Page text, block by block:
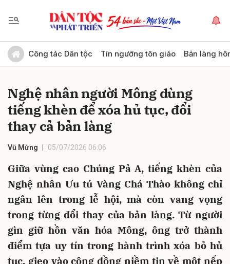
Công tác Dân tộc Tín ngưỡng tôn giáo Bản làng
Nghệ nhân người Mông dùng
tiếng khèn để xóa hủ tục, đổi
thay cả bản làng
Vũ Mừng 05/07/2026 06:06
Giữa vùng cao Chúng Pả A, tiếng khèn của
Nghệ nhân Ưu tú Vàng Chá Thào không chỉ
ngân lên trong lễ hội, mà còn vang vọng
trong từng đổi thay của bản làng. Từ người
gìn giữ hồn văn hóa Mông, ông trở thành
điểm tựa uy tín trong hành trình xóa bỏ hủ
tục, gieo vào cộng đồng niềm tin về một nếp
Gửi bình luận